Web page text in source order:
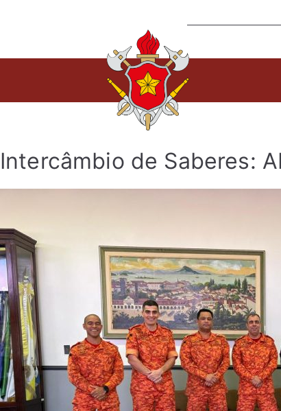
Intercâmbio de Saberes: